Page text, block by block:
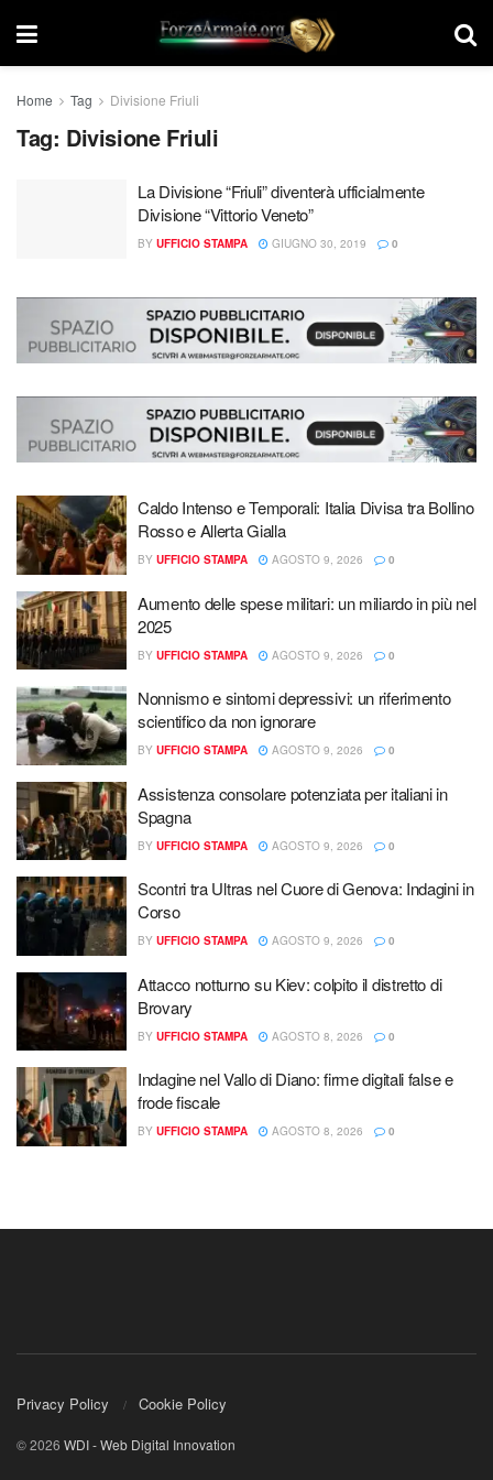
Home Tag Divisione Friuli
Tag: Divisione Friuli
La Divisione “Friuli” diventerà ufficialmente
Divisione “Vittorio Veneto”
BY UFFICIO STAMPA GIUGNO 30, 2019 0
Caldo Intenso e Temporali: Italia Divisa tra Bollino
Rosso e Allerta Gialla
BY UFFICIO STAMPA AGOSTO 9, 2026 0
Aumento delle spese militari: un miliardo in più nel
2025
BY UFFICIO STAMPA AGOSTO 9, 2026 0
Nonnismo e sintomi depressivi: un riferimento
scientifico da non ignorare
BY UFFICIO STAMPA AGOSTO 9, 2026 0
Assistenza consolare potenziata per italiani in
Spagna
BY UFFICIO STAMPA AGOSTO 9, 2026 0
Scontri tra Ultras nel Cuore di Genova: Indagini in
Corso
BY UFFICIO STAMPA AGOSTO 9, 2026 0
Attacco notturno su Kiev: colpito il distretto di
Brovary
BY UFFICIO STAMPA AGOSTO 8, 2026 0
Indagine nel Vallo di Diano: firme digitali false e
frode fiscale
BY UFFICIO STAMPA AGOSTO 8, 2026 0
Privacy Policy Cookie Policy
© 2026 WDI - Web Digital Innovation